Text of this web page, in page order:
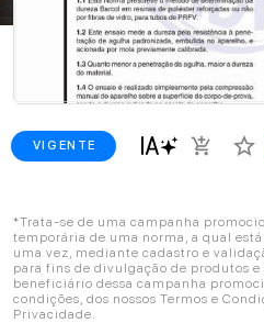
VIGENTE add_shopping_cart star_border
*Trata-se de uma campanha
temporária de uma norma, a qual
uma vez, mediante cadastro e
para fins de divulgação de produtos e
beneficiário dessa campanha
condições, dos nossos Termos e
Privacidade.